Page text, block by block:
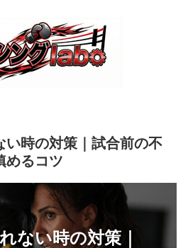
い時の対策｜試合前の不
めるコツ
ない時の対策｜